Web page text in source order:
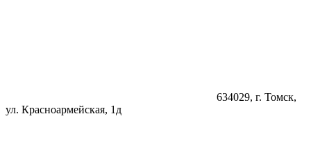
634029, г. Томск,
ул. Красноармейская, 1д